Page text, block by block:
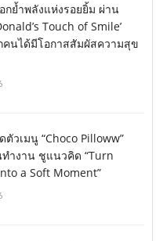
ย้ำพลังแห่งรอยยิ้ม ผ่าน
Touch of Smile’
นได้มีโอกาสสัมผัสความสุข
ตัวเมนู “Choco Pilloww”
ำงาน ชูแนวคิด “Turn
a Soft Moment”